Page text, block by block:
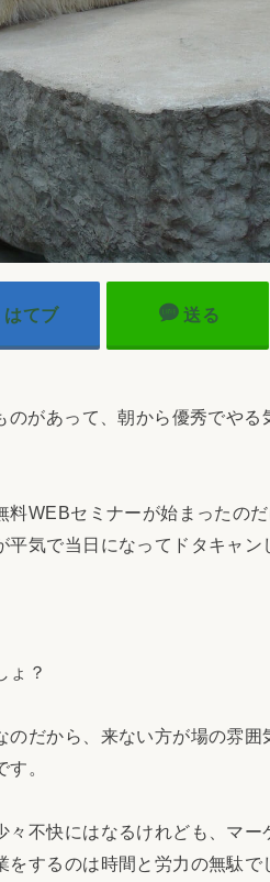
はてブ 送る
があって、朝から優秀でやる
WEBセミナーが始まったの
気で当日になってドタキャン
ょ？
だから、来ない方が場の雰囲
。
不快にはなるけれども、マー
するのは時間と労力の無駄で